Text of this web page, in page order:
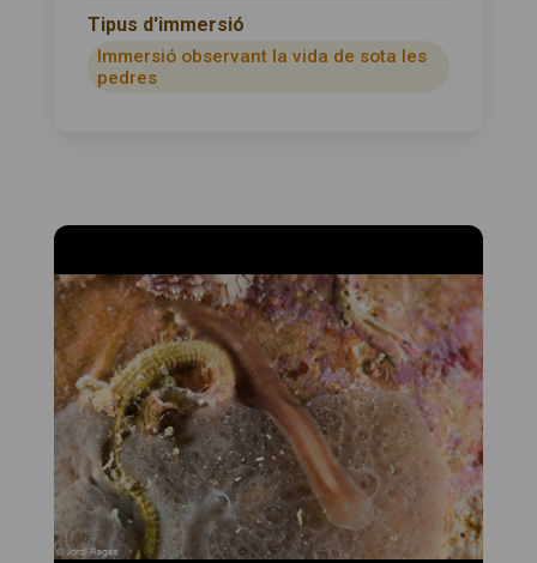
Tipus d'immersió
Immersió observant la vida de sota les
pedres